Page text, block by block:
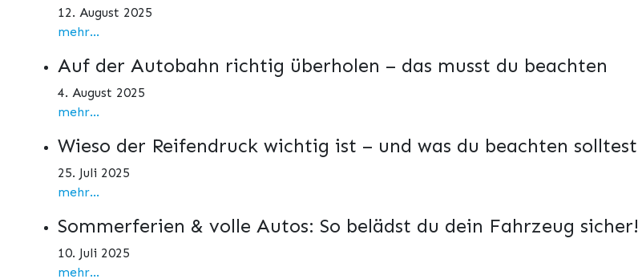
12. August 2025
mehr...
Auf der Autobahn richtig überholen – das musst du beachten
4. August 2025
mehr...
Wieso der Reifendruck wichtig ist – und was du beachten solltest
25. Juli 2025
mehr...
Sommerferien & volle Autos: So belädst du dein Fahrzeug sicher!
10. Juli 2025
mehr...